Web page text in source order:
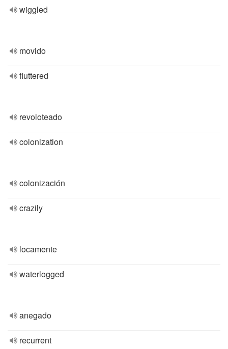
wiggled
movido
fluttered
revoloteado
colonization
colonización
crazily
locamente
waterlogged
anegado
recurrent